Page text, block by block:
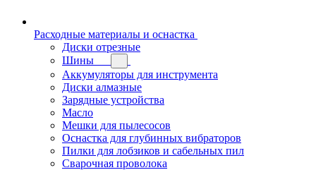
Расходные материалы и оснастка
Диски отрезные
Шины
Аккумуляторы для инструмента
Диски алмазные
Зарядные устройства
Масло
Мешки для пылесосов
Оснастка для глубинных вибраторов
Пилки для лобзиков и сабельных пил
Сварочная проволока